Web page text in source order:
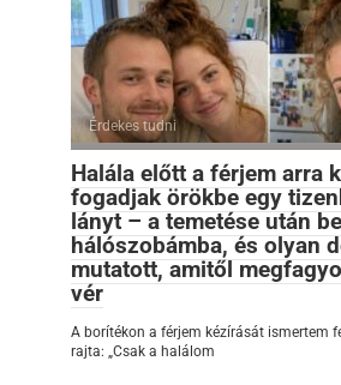
Érdekes tudni
Halála előtt a férjem arra
fogadjak örökbe egy
lányt – a temetése után
hálószobámba, és olyan
mutatott, amitől
vér
A borítékon a férjem kézírását ismertem
rajta: „Csak a halálom